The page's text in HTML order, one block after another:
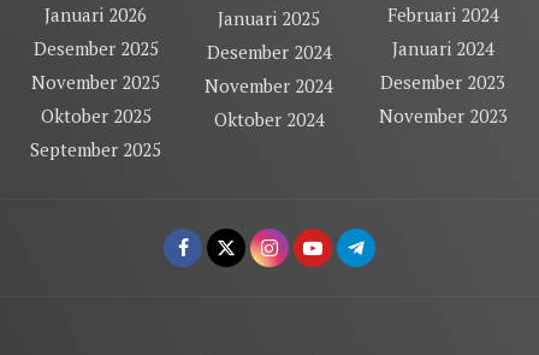
Januari 2026
Desember 2025
November 2025
Oktober 2025
September 2025
Januari 2025
Desember 2024
November 2024
Oktober 2024
Februari 2024
Januari 2024
Desember 2023
November 2023